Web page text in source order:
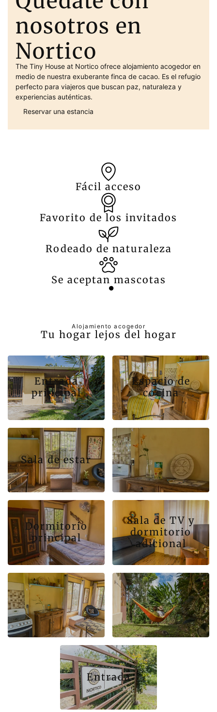
nosotros en
Nortico
The Tiny House at Nortico ofrece alojamiento acogedor en
medio de nuestra exuberante finca de cacao. Es el refugio
perfecto para viajeros que buscan paz, naturaleza y
experiencias auténticas.
Reservar una estancia
Fácil acceso
Favorito de los invitados
Rodeado de naturaleza
Se aceptan mascotas
Tu hogar lejos del hogar
Alojamiento acogedor
Entrada
principal
Espacio de
cocina
Sala de estar
Dormitorio
principal
Sala de TV y
dormitorio
adicional
Entrada